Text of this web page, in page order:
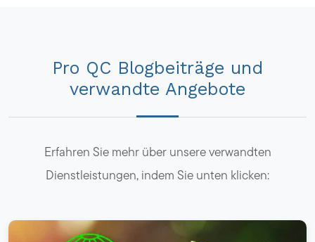
Pro QC Blogbeiträge und
verwandte Angebote
Erfahren Sie mehr über unsere verwandten
Dienstleistungen, indem Sie unten klicken: